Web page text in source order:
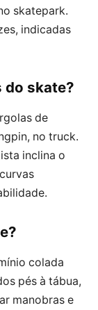
skatepark.
indicadas
do skate?
de
no truck.
inclina o
colada
pés à tábua,
manobras e